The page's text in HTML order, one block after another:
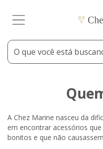
A Chez Marine nasceu da
em encontrar acessórios
bonitos e que não